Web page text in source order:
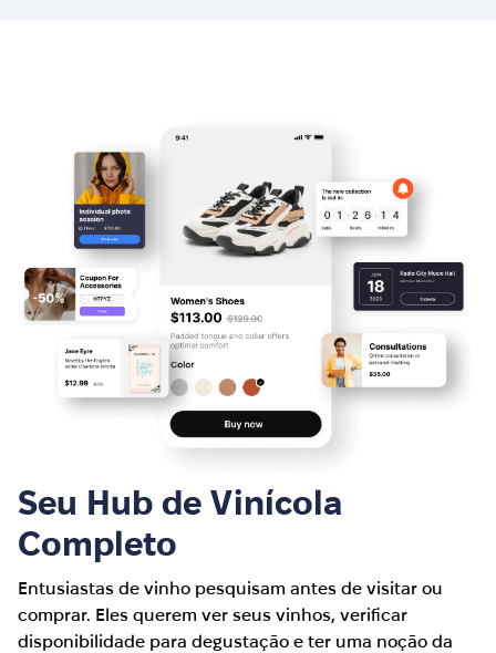
Seu Hub de Vinícola
Completo
Entusiastas de vinho pesquisam antes de visitar ou
comprar. Eles querem ver seus vinhos, verificar
disponibilidade para degustação e ter uma noção da